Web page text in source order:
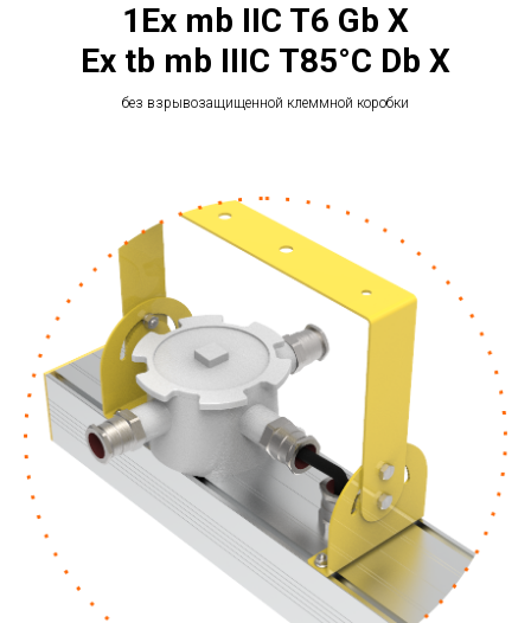
1Ех mb IIC T6 Gb Х
Ex tb mb IIIС T85°C Db X
без взрывозащищенной клеммной коробки